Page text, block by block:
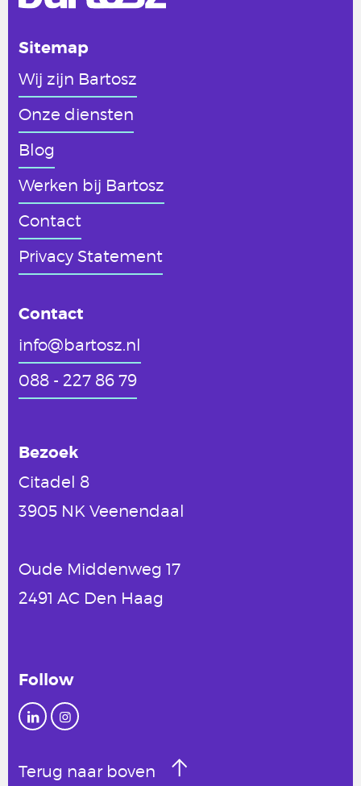
Sitemap
Wij zijn Bartosz
Onze diensten
Blog
Werken bij Bartosz
Contact
Privacy Statement
Contact
info@bartosz.nl
088 - 227 86 79
Bezoek
Citadel 8
3905 NK Veenendaal
Oude Middenweg 17
2491 AC Den Haag
Follow
Terug naar boven